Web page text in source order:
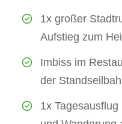
1x großer
Aufstieg zum
Imbiss im
der
1x